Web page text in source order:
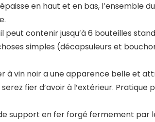
en haut et en bas, l’ensemble
contenir jusqu’à 6 bouteilles
simples (décapsuleurs et
vin noir a une apparence belle et
fier d’avoir à l’extérieur.
support en fer forgé fermement par